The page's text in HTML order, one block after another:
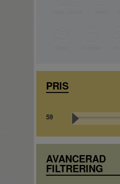
PRIS
AVANCERAD
FILTRERING